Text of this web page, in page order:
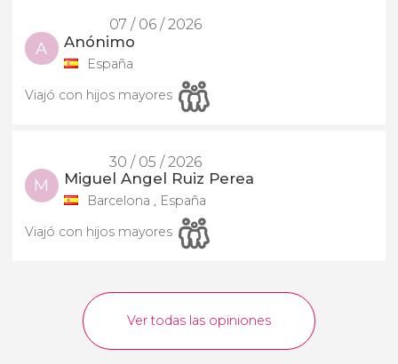
07 / 06 / 2026
A Anónimo
España
Viajó con hijos mayores
30 / 05 / 2026
M Miguel Angel Ruiz Perea
Barcelona , España
Viajó con hijos mayores
Ver todas las opiniones